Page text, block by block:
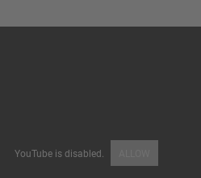
YouTube is disabled.